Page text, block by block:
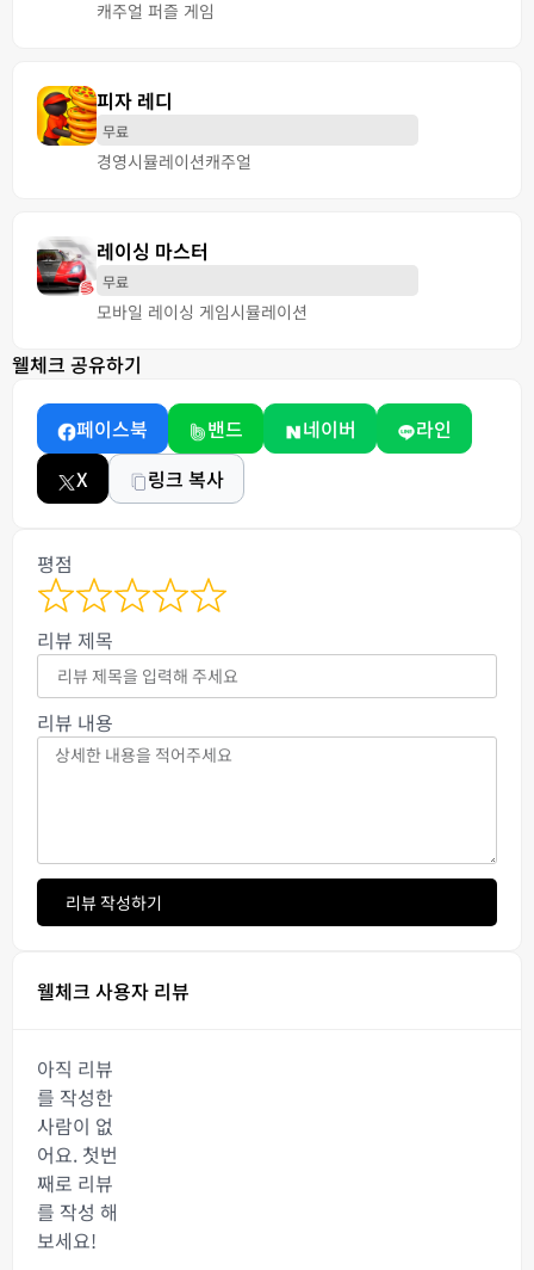
캐주얼 퍼즐 게임
피자 레디
무료
경영시뮬레이션캐주얼
레이싱 마스터
무료
모바일 레이싱 게임시뮬레이션
웰체크 공유하기
페이스북 밴드 네이버
라인
X
링크 복사
평점
리뷰 제목
리뷰 내용
리뷰 작성하기
웰체크 사용자 리뷰
아직 리뷰
를 작성한
사람이 없
어요. 첫번
째로 리뷰
를 작성 해
보세요!